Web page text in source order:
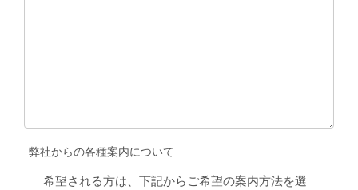
弊社からの各種案内について
希望される方は、下記からご希望の案内方法を選